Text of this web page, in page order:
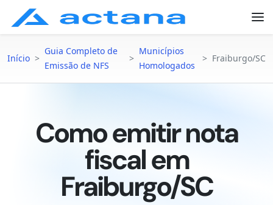
Início >
Guia Completo de
Emissão de NFS
>
Municípios
Homologados
> Fraiburgo/SC
Como emitir nota
fiscal em
Fraiburgo/SC